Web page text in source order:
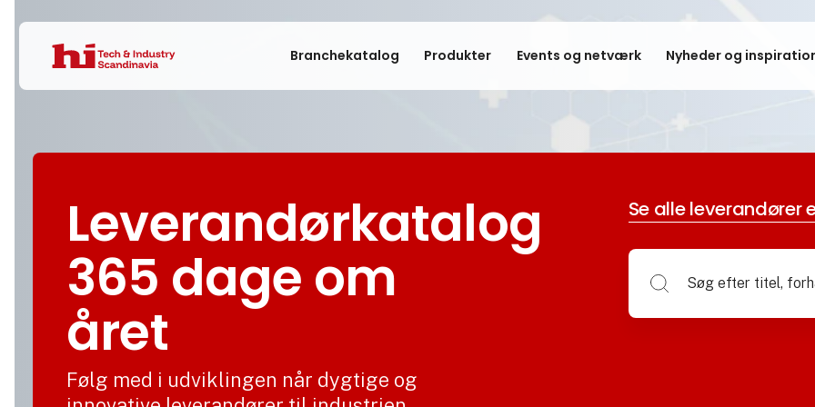
Branchekatalog Produkter Events og netværk Nyheder og
Leverandørkatalog
365 dage om
året
Følg med i udviklingen når dygtige og
Se alle leverandører